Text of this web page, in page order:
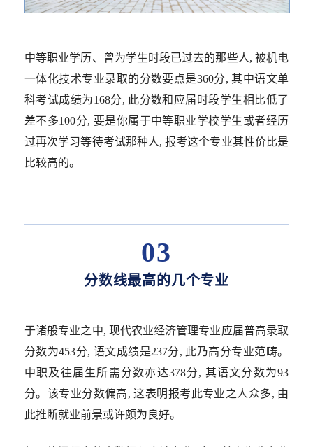
中等职业学历、曾为学生时段已过去的那些人, 被机电
一体化技术专业录取的分数要点是360分, 其中语文单
科考试成绩为168分, 此分数和应届时段学生相比低了
差不多100分, 要是你属于中等职业学校学生或者经历
过再次学习等待考试那种人, 报考这个专业其性价比是
比较高的。
03
分数线最高的几个专业
于诸般专业之中, 现代农业经济管理专业应届普高录取
分数为453分, 语文成绩是237分, 此乃高分专业范畴。
中职及往届生所需分数亦达378分, 其语文分数为93
分。该专业分数偏高, 这表明报考此专业之人众多, 由
此推断就业前景或许颇为良好。